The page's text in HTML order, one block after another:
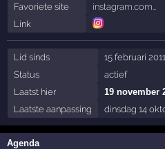
Favoriete site
instagram.com…
Link
Lid sinds
15 februari
Status
actief
Laatst hier
19 november
Laatste aanpassing
dinsdag 14
Agenda